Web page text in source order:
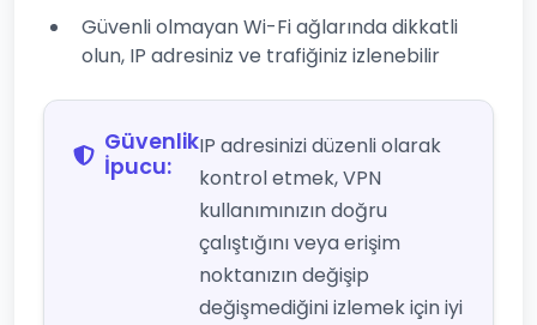
Güvenli olmayan Wi-Fi ağlarında dikkatli
olun, IP adresiniz ve trafiğiniz izlenebilir
Güvenlik
İpucu:
IP adresinizi düzenli olarak
kontrol etmek, VPN
kullanımınızın doğru
çalıştığını veya erişim
noktanızın değişip
değişmediğini izlemek için iyi